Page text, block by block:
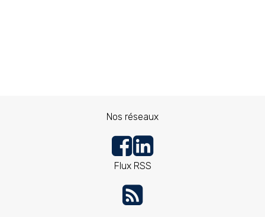
Nos réseaux
Flux RSS